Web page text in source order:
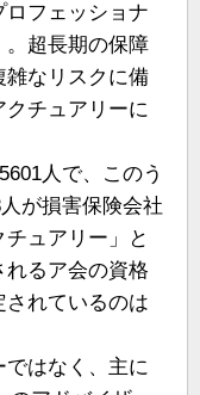
ロフェッショナ
。超長期の保障
雑なリスクに備
クチュアリーに
人で、このう
が損害保険会社
ュアリー」と
るア会の資格
れているのは
はなく、主に